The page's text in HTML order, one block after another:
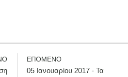
ΕΠΟΜΕΝΟ
05 Ιανουαρίου 2017 - Τα